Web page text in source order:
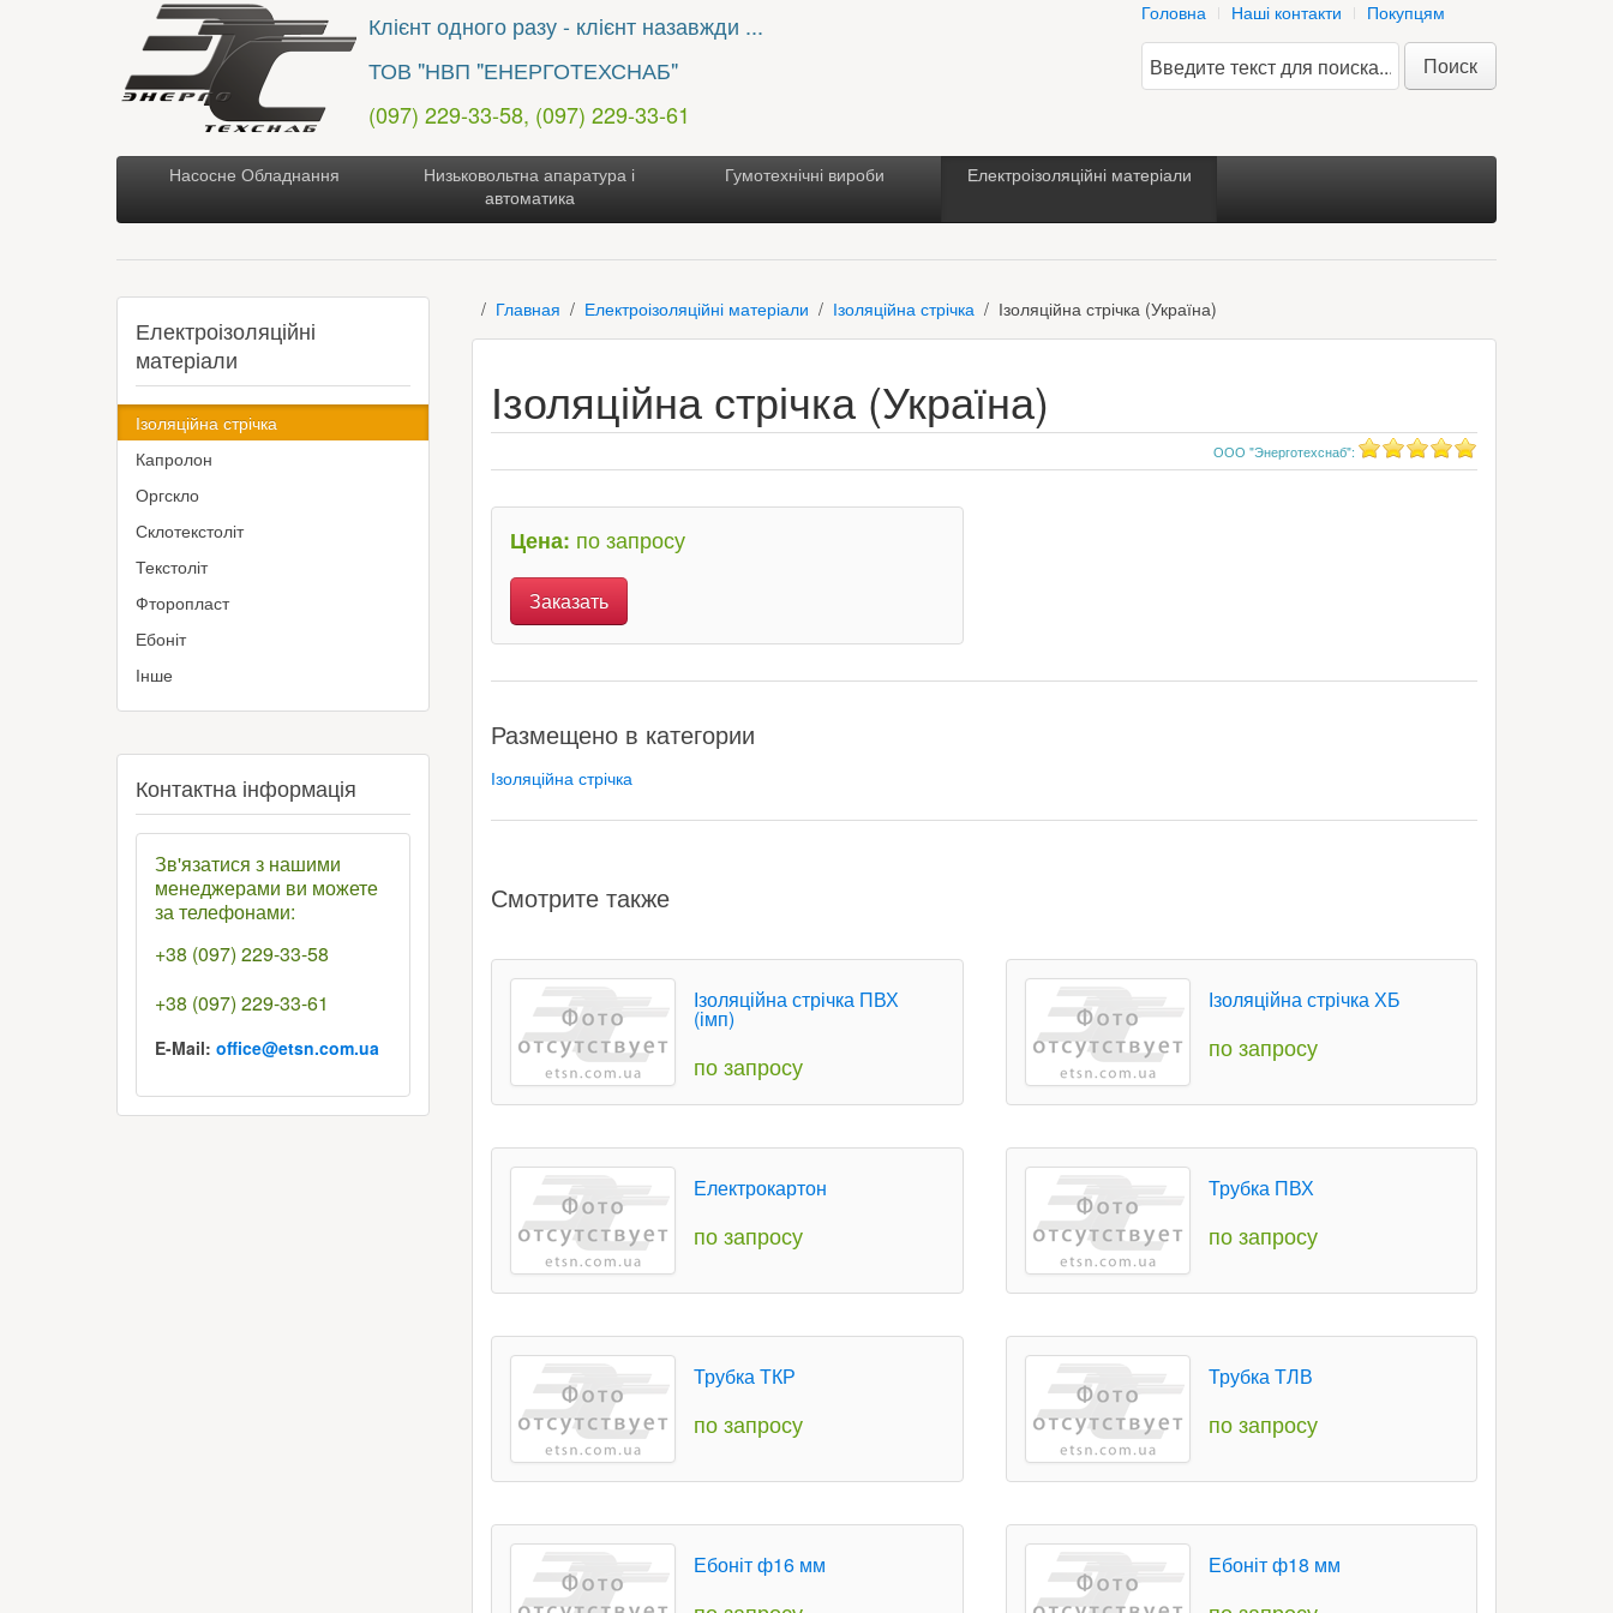
Клієнт одного разу - клієнт назавжди ...
ТОВ "НВП "ЕНЕРГОТЕХСНАБ"
(097) 229-33-58, (097) 229-33-61
Головна Наші контакти Покупцям
Поиск
Насосне Обладнання
Низьковольтна апаратура і
автоматика
Гумотехнічні вироби Електроізоляційні матеріали
Главная Електроізоляційні матеріали Ізоляційна стрічка Ізоляційна стрічка (Україна)
Ізоляційна стрічка (Україна)
ООО "Энерготехснаб":
Цена: по запросу
Заказать
Размещено в категории
Ізоляційна стрічка
Смотрите также
Ізоляційна стрічка ПВХ
(імп)
по запросу
Ізоляційна стрічка ХБ
по запросу
Електрокартон
по запросу
Трубка ПВХ
по запросу
Трубка ТКР
по запросу
Трубка ТЛВ
по запросу
Ебоніт ф16 мм Ебоніт ф18 мм
Електроізоляційні
матеріали
Ізоляційна стрічка
Капролон
Оргскло
Склотекстоліт
Текстоліт
Фторопласт
Ебоніт
Інше
Контактна інформація
Зв'язатися з нашими
менеджерами ви можете
за телефонами:
+38 (097) 229-33-58
+38 (097) 229-33-61
E-Mail: office@etsn.com.ua